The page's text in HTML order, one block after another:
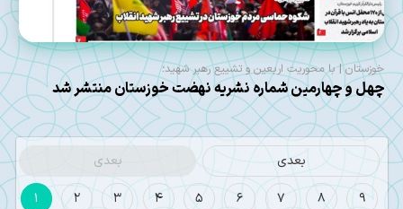
خوزستان | با محوریت اربعین و تشییع رهبر شهید؛
چهل و چهارمین شماره نشریه نهضت خوزستان منتشر شد
بعدی
بعدی
1
2 3 4 5 6 7 8
9